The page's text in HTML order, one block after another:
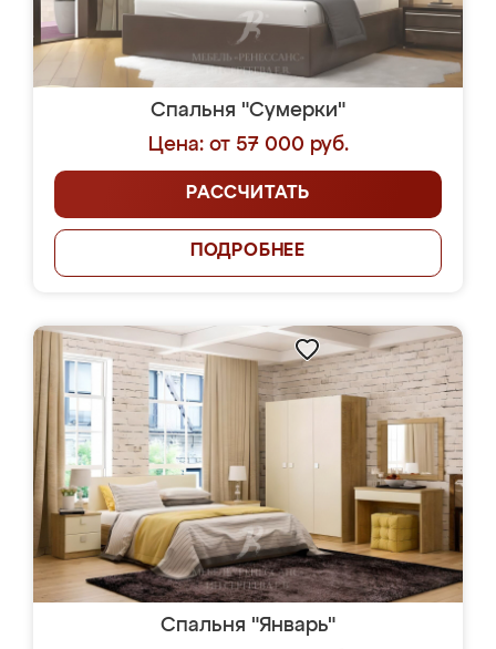
Спальня "Сумерки"
Цена: от 57 000 руб.
РАССЧИТАТЬ
ПОДРОБНЕЕ
Спальня "Январь"